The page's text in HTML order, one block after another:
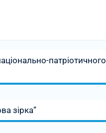
патріотичного
зірка”